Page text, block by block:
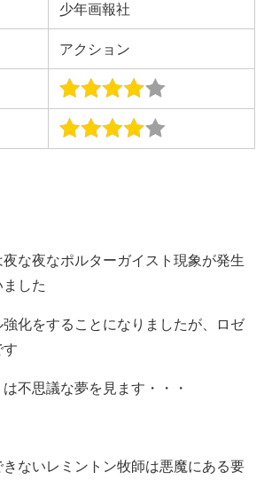
少年画報社
アクション
な夜なポルターガイスト現象が発生
した
化をすることになりましたが、ロゼ
す
不思議な夢を見ます・・・
きないレミントン牧師は悪魔にある要